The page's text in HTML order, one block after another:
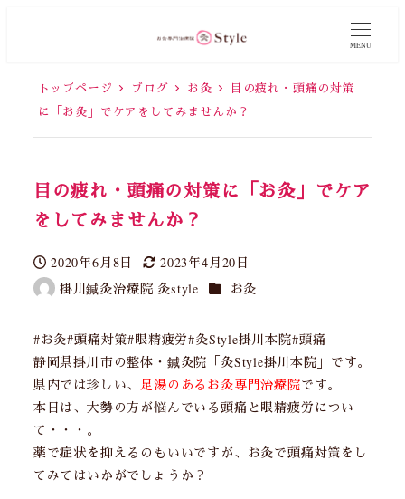
MENU
トップページ ブログ お灸
目の疲れ・頭痛の対策
に「お灸」でケアをしてみませんか？
目の疲れ・頭痛の対策に「お灸」でケア
をしてみませんか？
投稿日
2020年6月8日
更新日
2023年4月20日
著
掛川鍼灸治療院 灸style カテゴリー
お灸
#お灸#頭痛対策#眼精疲労#灸Style掛川本院#頭痛
静岡県掛川市の整体・鍼灸院「灸Style掛川本院」です。
県内では珍しい、 足湯のあるお灸専門治療院です。
本日は、大勢の方が悩んでいる頭痛と眼精疲労につい
て・・・。
薬で症状を抑えるのもいいですが、お灸で頭痛対策をし
てみてはいかがでしょうか？